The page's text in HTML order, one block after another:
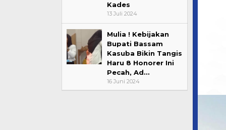
Kades
13 Juli 2024
Mulia ! Kebijakan
Bupati Bassam
Kasuba Bikin Tangis
Haru 8 Honorer Ini
Pecah, Ad…
16 Juni 2024